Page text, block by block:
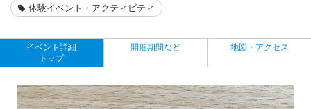
体験イベント・アクティビティ
イベント詳細
トップ
開催期間など 地図・アクセス